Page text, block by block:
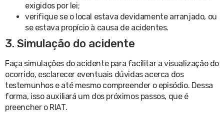
exigidos por lei;
verifique se o local estava devidamente arranjado, ou
se estava propício à causa de acidentes.
3. Simulação do acidente
Faça simulações do acidente para facilitar a visualização do
ocorrido, esclarecer eventuais dúvidas acerca dos
testemunhos e até mesmo compreender o episódio. Dessa
forma, isso auxiliará um dos próximos passos, que é
preencher o RIAT.